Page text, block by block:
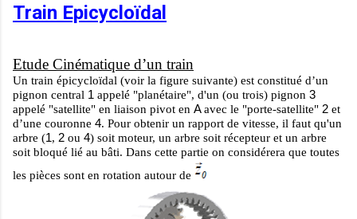
Train Epicycloïdal
Etude Cinématique d’un train
Un train épicycloïdal (voir la figure suivante) est constitué d’un
pignon central 1 appelé "planétaire", d'un (ou trois) pignon 3
appelé "satellite" en liaison pivot en Aavec le "porte-satellite" 2 et
d’une couronne 4. Pour obtenir un rapport de vitesse, il faut qu'un
arbre (1, 2 ou 4) soit moteur, un arbre soit récepteur et un arbre
soit bloqué lié au bâti. Dans cette partie on considérera que toutes
les pièces sont en rotation autour de